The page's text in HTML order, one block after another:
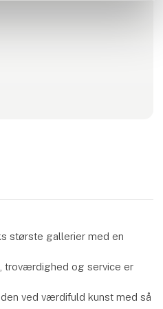
største gallerier med en
troværdighed og service er
ved værdifuld kunst med så